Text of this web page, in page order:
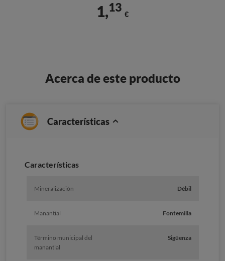
1,13
€
Acerca de este producto
Características
Caracterí­sticas
Mineralización Débil
Manantial Fontemilla
Término municipal del
manantial
Sigüenza